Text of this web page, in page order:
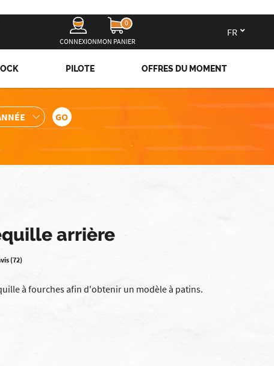
CONNEXION
0
MON PANIER
PILOTE OFFRES DU MOMENT
arrière
(72)
à fourches afin d'obtenir un modèle à patins.